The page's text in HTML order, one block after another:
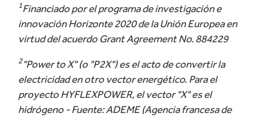
1Financiado por el programa de investigación e
innovación Horizonte 2020 de la Unión Europea en
virtud del acuerdo Grant Agreement No. 884229
2"Power to X" (o "P2X") es el acto de convertir la
electricidad en otro vector energético. Para el
proyecto HYFLEXPOWER, el vector "X" es el
hidrógeno - Fuente: ADEME (Agencia francesa de